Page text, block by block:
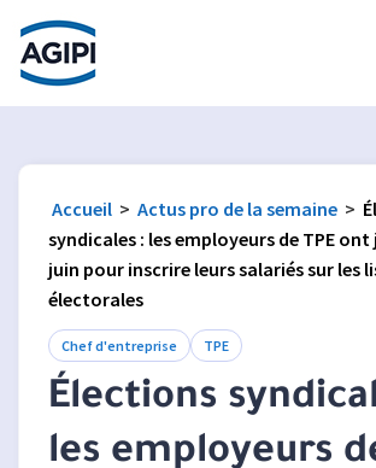
Accès au menu
Accès au contenu principal
Accueil > Actus pro de la semaine >
syndicales : les employeurs de TPE ont
juin pour inscrire leurs salariés sur les
électorales
Chef d'entreprise TPE
Élections
les employeurs